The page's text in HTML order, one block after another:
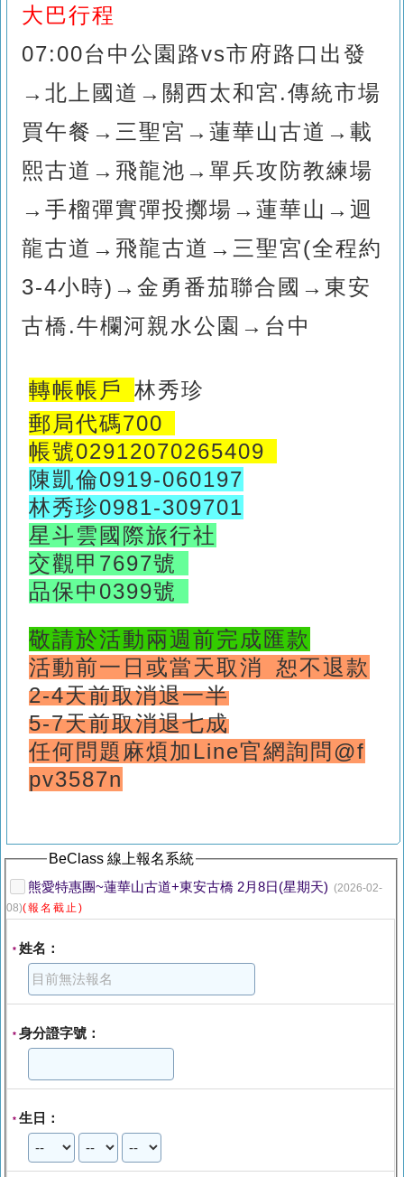
大巴行程
07:00台中公園路vs市府路口出發
→ 北上國道 →關西太和宮.傳統市場
買午餐 → 三聖宮 → 蓮華山古道 → 載
熙古道 → 飛龍池 → 單兵攻防教練場
→ 手榴彈實彈投擲場 → 蓮華山 → 迴
龍古道 → 飛龍古道 → 三聖宮(全程約
3-4小時) →金勇番茄聯合國 → 東安
古橋.牛欄河親水公園→台中
轉帳帳戶 林秀珍
郵局代碼700
帳號02912070265409
陳凱倫0919-060197
林秀珍0981-309701
星斗雲國際旅行社
交觀甲7697號
品保中0399號
敬請於活動兩週前完成匯款
活動前一日或當天取消 恕不退款
2-4天前取消退一半
5-7天前取消退七成
任何問題 麻煩加Line官網詢問@f
pv3587n
BeClass 線上報名系統
熊愛特惠團~蓮華山古道+東安古橋 2月8日(星期天) (2026-02-
08)(報名截止)
* 姓名：
* 身分證字號：
* 生日：